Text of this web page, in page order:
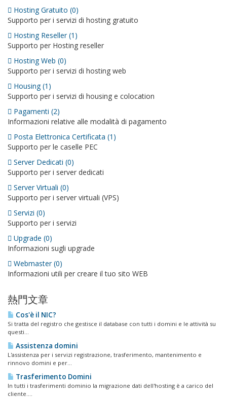
Hosting Gratuito (0)
Supporto per i servizi di hosting gratuito
Hosting Reseller (1)
Supporto per Hosting reseller
Hosting Web (0)
Supporto per i servizi di hosting web
Housing (1)
Supporto per i servizi di housing e colocation
Pagamenti (2)
Informazioni relative alle modalità di pagamento
Posta Elettronica Certificata (1)
Supporto per le caselle PEC
Server Dedicati (0)
Supporto per i server dedicati
Server Virtuali (0)
Supporto per i server virtuali (VPS)
Servizi (0)
Supporto per i servizi
Upgrade (0)
Informazioni sugli upgrade
Webmaster (0)
Informazioni utili per creare il tuo sito WEB
熱門文章
Cos'è il NIC?
Si tratta del registro che gestisce il database con tutti i domini e le attività su
questi...
Assistenza domini
L'assistenza per i servizi registrazione, trasferimento, mantenimento e
rinnovo domini e per...
Trasferimento Domini
In tutti i trasferimenti dominio la migrazione dati dell'hosting è a carico del
cliente....